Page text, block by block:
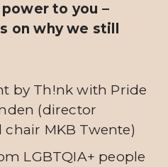
power to you –
on why we still
by Th!nk with Pride
(director
chair MKB Twente)
LGBTQIA+ people